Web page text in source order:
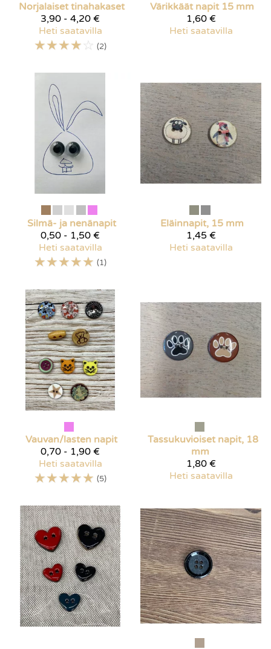
Norjalaiset tinahakaset
3,90 - 4,20 €
Heti saatavilla
☆☆☆☆☆ (2)
Värikkäät napit 15 mm
1,60 €
Heti saatavilla
Silmä- ja nenänapit
0,50 - 1,50 €
Heti saatavilla
☆☆☆☆☆ (1)
Eläinnapit, 15 mm
1,45 €
Heti saatavilla
Vauvan/lasten napit
0,70 - 1,90 €
Heti saatavilla
☆☆☆☆☆ (5)
Tassukuvioiset napit, 18
mm
1,80 €
Heti saatavilla